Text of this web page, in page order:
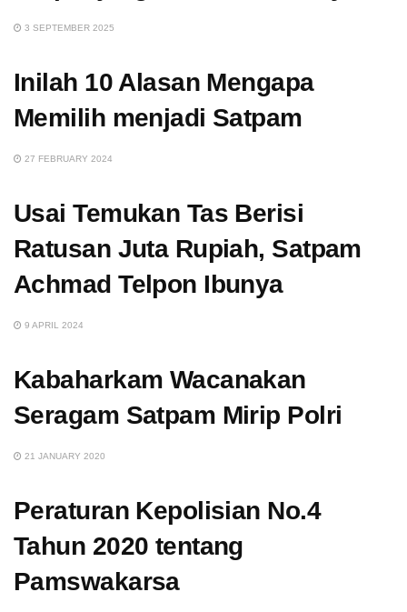
3 SEPTEMBER 2025
Inilah 10 Alasan Mengapa
Memilih menjadi Satpam
27 FEBRUARY 2024
Usai Temukan Tas Berisi
Ratusan Juta Rupiah, Satpam
Achmad Telpon Ibunya
9 APRIL 2024
Kabaharkam Wacanakan
Seragam Satpam Mirip Polri
21 JANUARY 2020
Peraturan Kepolisian No.4
Tahun 2020 tentang
Pamswakarsa